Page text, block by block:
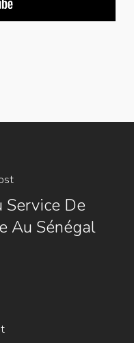
Service De
Au Sénégal